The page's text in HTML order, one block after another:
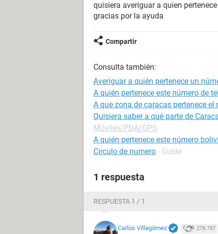
quisiera averiguar a quien
gracias por la ayuda
Compartir
Consulta también:
Averiguar a quién pertenece un
A quién pertenece este número de
A que zona de caracas pertenece
Quisiera saber a qué parte de
Móviles/PDA/GPS
A quién pertenece este número
Circulo de numero - Guide
1 respuesta
RESPUESTA 1 / 1
Carlos Villagómez 278.797